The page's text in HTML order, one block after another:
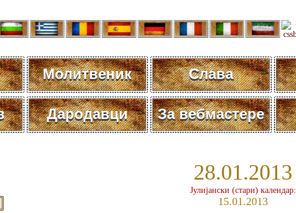
Молитвеник Слава
Дародавци За вебмастере
28.01.2013
Јулијански (стари) календар:
15.01.2013